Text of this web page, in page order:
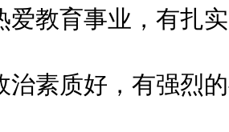
育事业，有扎实
质好，有强烈的